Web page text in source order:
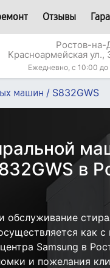
Отзывы
Ростов-на-
Красноармейская ул.,
Ежедневно, с 10:00
машин / S832GWS
в
обслуживание
как
Samsung в
и пожелания